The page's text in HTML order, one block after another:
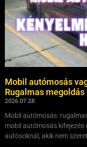
Mobil autómosás
Rugalmas megoldás
2026.07.28.
Mobil autómosás:
mobil autómosás kifejezés
autósoknál, akik nem